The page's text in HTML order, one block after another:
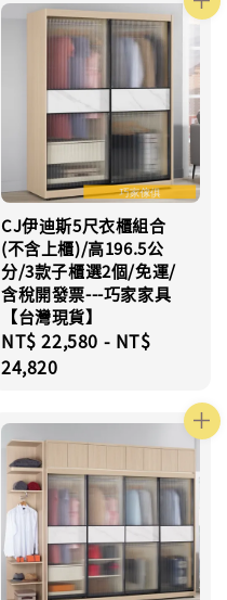
CJ伊迪斯5尺衣櫃組合
(不含上櫃)/高196.5公
分/3款子櫃選2個/免運/
含稅開發票---巧家家具
【台灣現貨】
Regular
price
NT$ 22,580 - NT$
24,820